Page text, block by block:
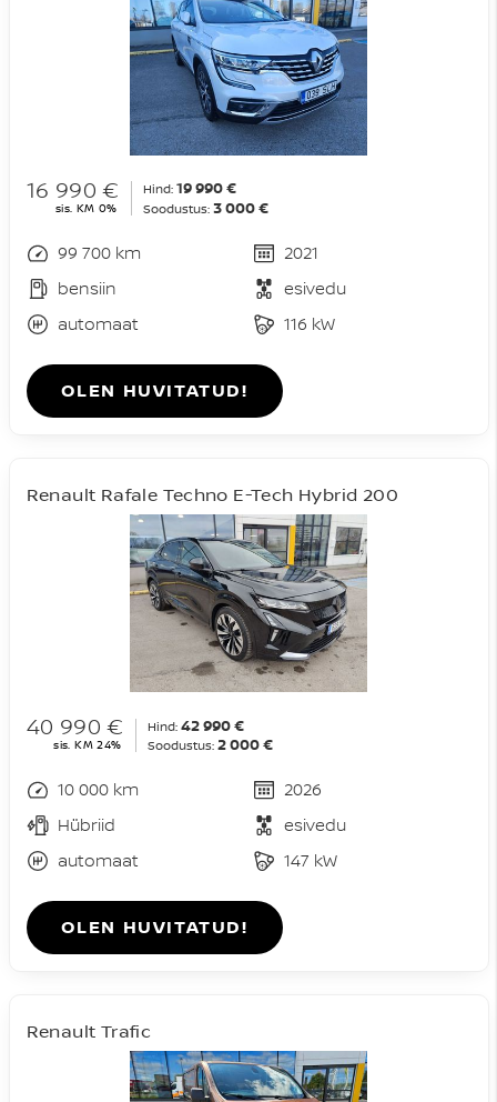
16 990 €
sis. KM 0%
Hind: 19 990 €
Soodustus: 3 000 €
99 700 km
2021
bensiin
esivedu
automaat
116 kW
OLEN HUVITATUD!
Renault Rafale Techno E-Tech Hybrid 200
40 990 €
sis. KM 24%
Hind: 42 990 €
Soodustus: 2 000 €
10 000 km
2026
Hübriid
esivedu
automaat
147 kW
OLEN HUVITATUD!
Renault Trafic